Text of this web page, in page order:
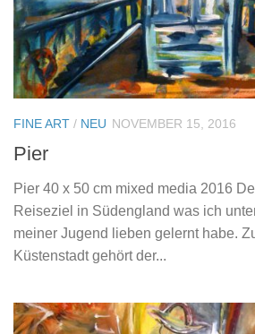
FINE ART / NEU NOVEMBER 15, 2016
Pier
Pier 40 x 50 cm mixed media 2016
Reiseziel in Südengland was ich
meiner Jugend lieben gelernt habe.
Küstenstadt gehört der...